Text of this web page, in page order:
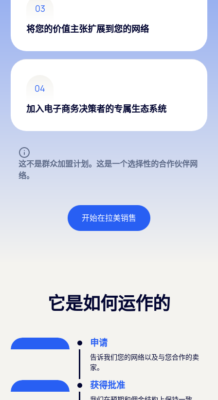
03
将您的价值主张扩展到您的网络
04
加入电子商务决策者的专属生态系统
这不是群众加盟计划。这是一个选择性的合作伙伴网
络。
开始在拉美销售
它是如何运作的
申请
告诉我们您的网络以及与您合作的卖
家。
获得批准